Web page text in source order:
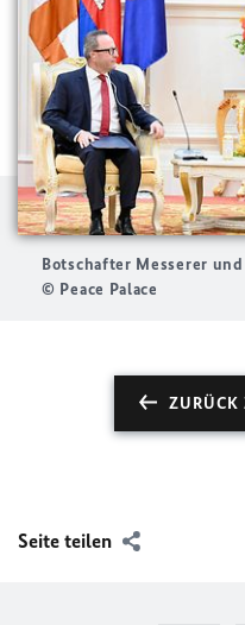
Botschafter Messerer und
© Peace Palace
ZURÜCK
Seite teilen